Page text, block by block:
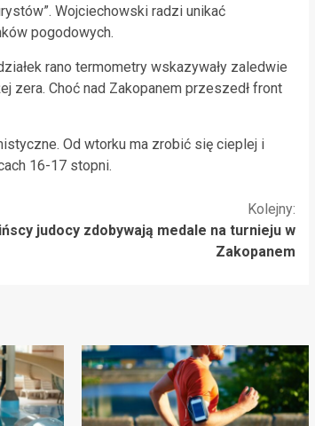
Wojciechowski radzi unikać
pogodowych.
rano termometry wskazywały zaledwie
zera. Choć nad Zakopanem przeszedł front
Od wtorku ma zrobić się cieplej i
16-17 stopni.
Kolejny:
judocy zdobywają medale na turnieju w
Zakopanem